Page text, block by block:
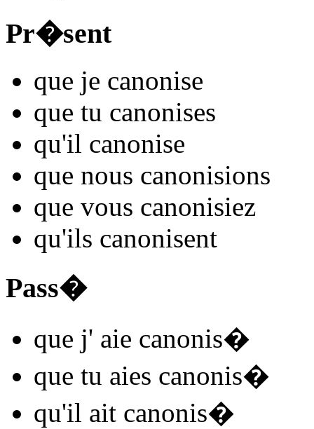
Pr�sent
que je canonise
que tu canonises
qu'il canonise
que nous canonisions
que vous canonisiez
qu'ils canonisent
Pass�
que j' aie canonis�
que tu aies canonis�
qu'il ait canonis�